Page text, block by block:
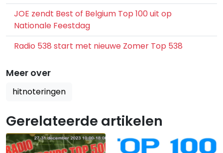
JOE zendt Best of Belgium Top 100 uit op
Nationale Feestdag
Radio 538 start met nieuwe Zomer Top 538
Meer over
hitnoteringen
Gerelateerde artikelen